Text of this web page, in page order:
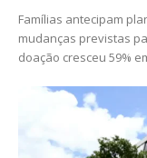
Famílias antecipam
mudanças previstas
doação cresceu 59%